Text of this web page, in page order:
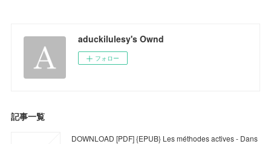
aduckilulesy's Ownd
フォロー
記事一覧
DOWNLOAD [PDF] {EPUB} Les méthodes actives - Dans